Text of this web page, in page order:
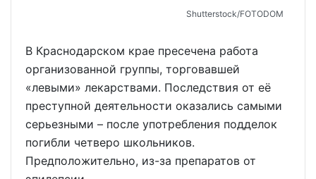
Shutterstoсk/FOTODOM
В Краснодарском крае пресечена работа
организованной группы, торговавшей
«левыми» лекарствами. Последствия от её
преступной деятельности оказались самыми
серьезными – после употребления подделок
погибли четверо школьников.
Предположительно, из-за препаратов от